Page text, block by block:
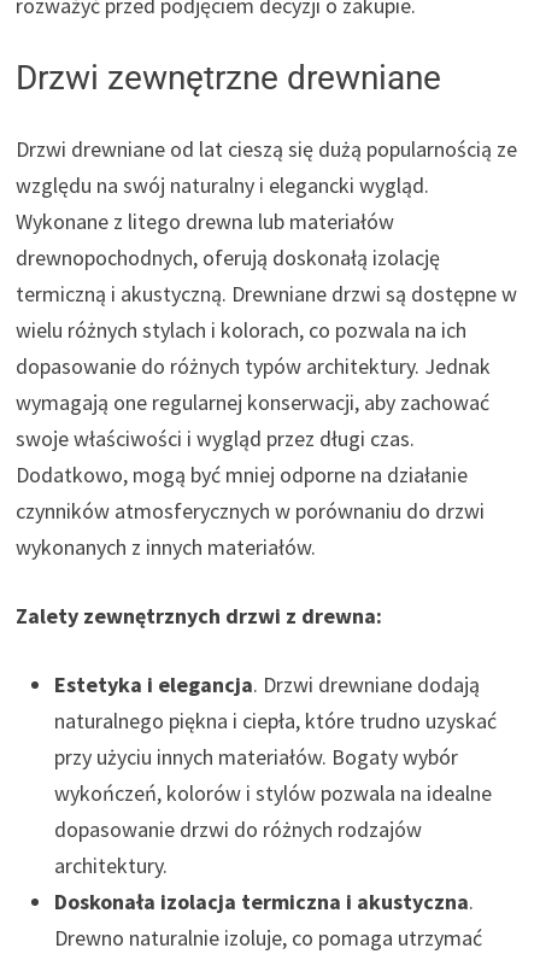
rozważyć przed podjęciem decyzji o zakupie.
Drzwi zewnętrzne drewniane
Drzwi drewniane od lat cieszą się dużą popularnością ze
względu na swój naturalny i elegancki wygląd.
Wykonane z litego drewna lub materiałów
drewnopochodnych, oferują doskonałą izolację
termiczną i akustyczną. Drewniane drzwi są dostępne w
wielu różnych stylach i kolorach, co pozwala na ich
dopasowanie do różnych typów architektury. Jednak
wymagają one regularnej konserwacji, aby zachować
swoje właściwości i wygląd przez długi czas.
Dodatkowo, mogą być mniej odporne na działanie
czynników atmosferycznych w porównaniu do drzwi
wykonanych z innych materiałów​.
Zalety zewnętrznych drzwi z drewna:
Estetyka i elegancja. Drzwi drewniane dodają
naturalnego piękna i ciepła, które trudno uzyskać
przy użyciu innych materiałów. Bogaty wybór
wykończeń, kolorów i stylów pozwala na idealne
dopasowanie drzwi do różnych rodzajów
architektury.
Doskonała izolacja termiczna i akustyczna.
Drewno naturalnie izoluje, co pomaga utrzymać